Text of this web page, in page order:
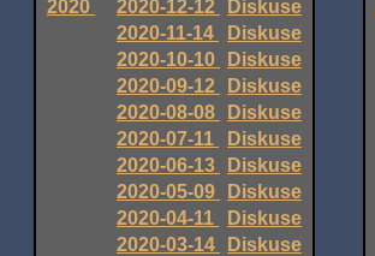
2020
2020-12-12
Diskuse
2020-11-14
Diskuse
2020-10-10
Diskuse
2020-09-12
Diskuse
2020-08-08
Diskuse
2020-07-11
Diskuse
2020-06-13
Diskuse
2020-05-09
Diskuse
2020-04-11
Diskuse
2020-03-14
Diskuse